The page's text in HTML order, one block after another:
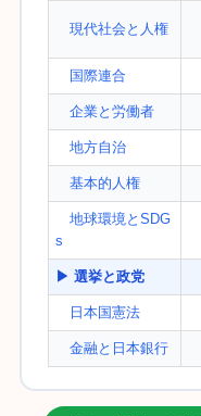
現代社会と人権
国際連合
企業と労働者
地方自治
基本的人権
地球環境とSDG
s
▶ 選挙と政党
日本国憲法
金融と日本銀行